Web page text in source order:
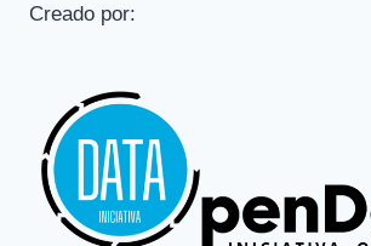
Creado por: